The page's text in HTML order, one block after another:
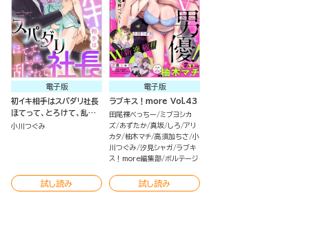
電子版
初イキ相手はスパダリ社長
ほてって、とろけて、乱さ
れて。（分冊版）
小川つぐみ
試し読み
電子版
ラブキス！more Vol.43
田尾裸べっちー ミブヨシカ
ズ あずたか 真坂 しろ アリ
カタ 柚木マチ 高須加ちさ 小
川つぐみ 汐見シャガ ラブキ
ス！more編集部 ボルテージ
試し読み